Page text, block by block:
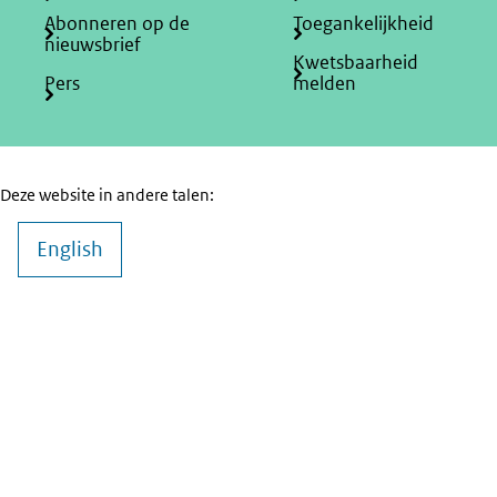
Abonneren op de
nieuwsbrief
Pers
Toegankelijkheid
Kwetsbaarheid
melden
Deze website in andere talen:
English